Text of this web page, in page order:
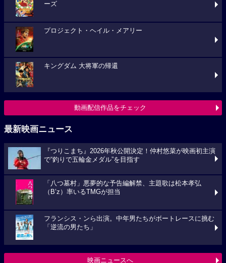
ーズ
プロジェクト・ヘイル・メアリー
キングダム 大将軍の帰還
動画配信作品をチェック
最新映画ニュース
『つりこまち』2026年秋公開決定！仲村悠菜が映画初主演
で“釣りで五輪金メダル”を目指す
「八つ墓村」悪夢的な予告編解禁、主題歌は松本孝弘
（B’z）率いるTMGが担当
フランシス・ンら出演。中年男たちがボートレースに挑む
「逆流の男たち」
映画ニュースへ